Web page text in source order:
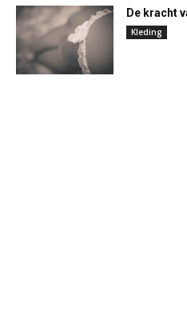
De kracht
Kleding